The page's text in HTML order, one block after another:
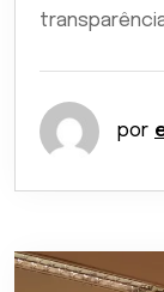
por